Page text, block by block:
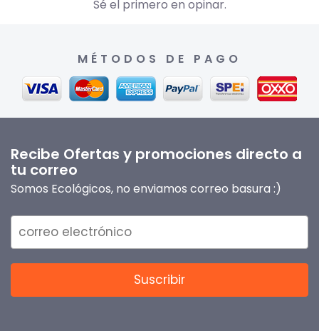
Sé el primero en opinar.
MÉTODOS DE PAGO
Recibe Ofertas y promociones directo a
tu correo
Somos Ecológicos, no enviamos correo basura :)